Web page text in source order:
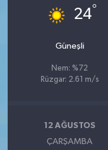
24°
Güneşli
Nem: %72
Rüzgar: 2.61 m/s
12 AĞUSTOS
ÇARŞAMBA